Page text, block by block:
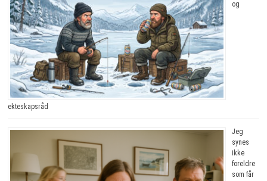
og
ekteskapsråd
Jeg
synes
ikke
foreldre
som får